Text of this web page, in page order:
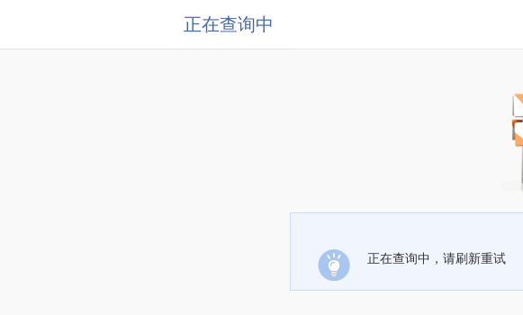
正在查询中
正在查询中，请刷新重试